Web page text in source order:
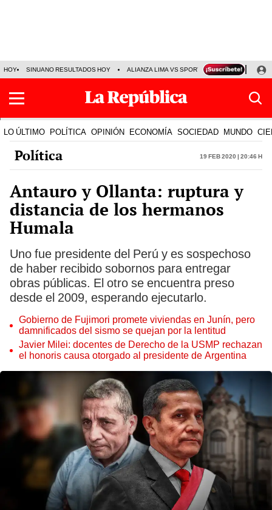
HOY SINUANO RESULTADOS HOY ALIANZA LIMA VS SPORT BOYS JORGE
LO ÚLTIMO POLÍTICA OPINIÓN ECONOMÍA SOCIEDAD MUNDO
Política 19 Feb 2020 | 20:46 h
Antauro y Ollanta: ruptura y
distancia de los hermanos
Humala
Uno fue presidente del Perú y es sospechoso
de haber recibido sobornos para entregar
obras públicas. El otro se encuentra preso
desde el 2009, esperando ejecutarlo.
Gobierno de Fujimori promete viviendas en Junín, pero
damnificados del sismo se quejan por la lentitud
Javier Milei: docentes de Derecho de la USMP rechazan
el honoris causa otorgado al presidente de Argentina